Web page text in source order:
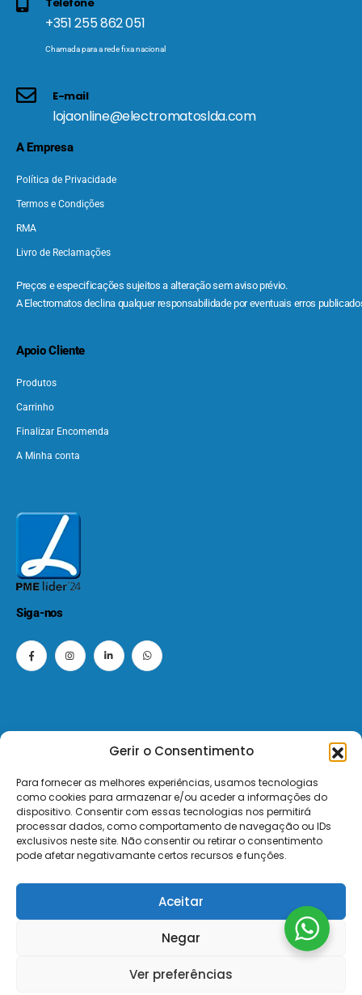
Gerir o Consentimento
Para fornecer as melhores experiências, usamos tecnologias
como cookies para armazenar e/ou aceder a informações do
dispositivo. Consentir com essas tecnologias nos permitirá
processar dados, como comportamento de navegação ou IDs
exclusivos neste site. Não consentir ou retirar o consentimento
pode afetar negativamante certos recursos e funções.
Aceitar
Negar
Ver preferências
+351 255 862 051
Chamada para a rede fixa nacional
E-mail
lojaonline@electromatoslda.com
A Empresa
Política de Privacidade
Termos e Condições
RMA
Livro de Reclamações
Preços e especificações sujeitos a alteração sem aviso prévio.
A Electromatos declina qualquer responsabilidade por eventuais erros
Apoio Cliente
Produtos
Carrinho
Finalizar Encomenda
A Minha conta
Siga-nos
Site by VC.
Pagamentos Seguros MB | MB WAY | Transferência Bancária | Payshop | Visa | Mastercard | Visa